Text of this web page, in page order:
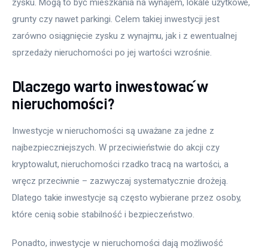
zysku. Mogą to być mieszkania na wynajem, lokale użytkowe,
grunty czy nawet parkingi. Celem takiej inwestycji jest
zarówno osiągnięcie zysku z wynajmu, jak i z ewentualnej
sprzedaży nieruchomości po jej wartości wzrośnie.
Dlaczego warto inwestować w
nieruchomości?
Inwestycje w nieruchomości są uważane za jedne z
najbezpieczniejszych. W przeciwieństwie do akcji czy
kryptowalut, nieruchomości rzadko tracą na wartości, a
wręcz przeciwnie – zazwyczaj systematycznie drożeją.
Dlatego takie inwestycje są często wybierane przez osoby,
które cenią sobie stabilność i bezpieczeństwo.
Ponadto, inwestycje w nieruchomości dają możliwość